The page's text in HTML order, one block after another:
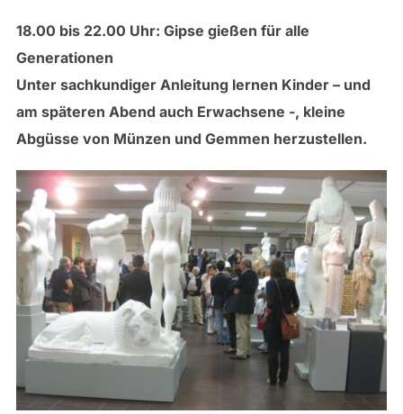
18.00 bis 22.00 Uhr: Gipse gießen für alle
Generationen
Unter sachkundiger Anleitung lernen Kinder – und
am späteren Abend auch Erwachsene -, kleine
Abgüsse von Münzen und Gemmen herzustellen.